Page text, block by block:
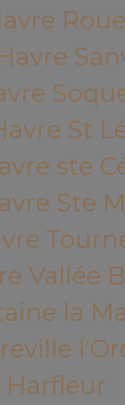
St
ste
Ste
Vallée
la
Harfleur